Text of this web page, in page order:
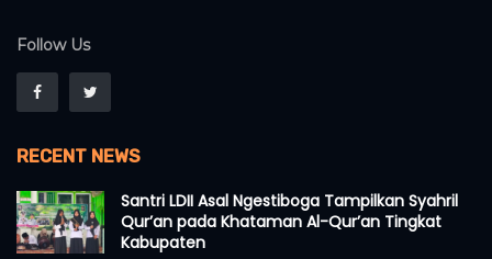
Follow Us
RECENT NEWS
Santri LDII Asal Ngestiboga Tampilkan Syahril
Qur’an pada Khataman Al-Qur’an Tingkat
Kabupaten